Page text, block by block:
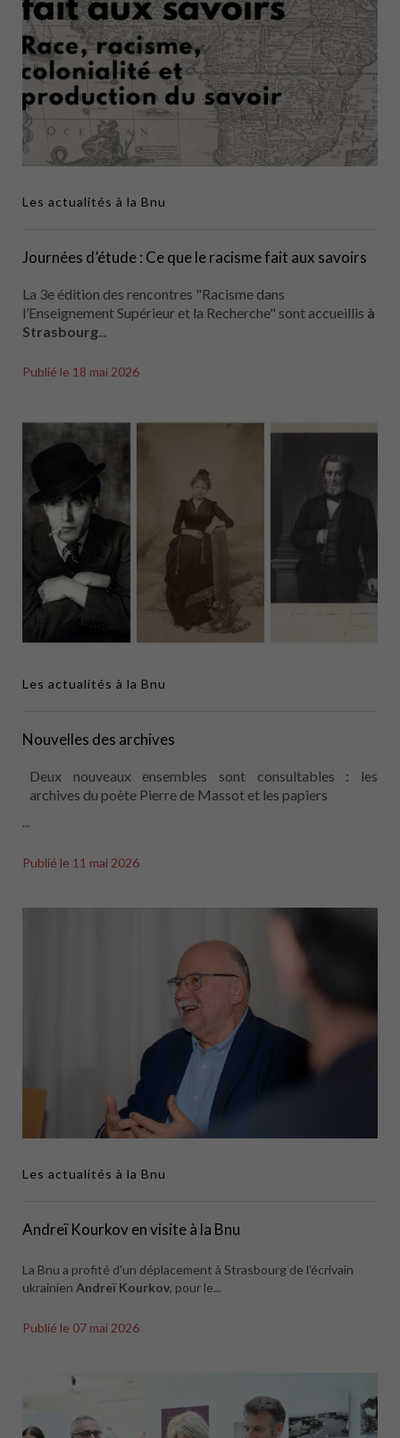
Les actualités à la Bnu
Journées d’étude : Ce que le racisme fait aux savoirs
La 3e édition des rencontres "Racisme dans
l’Enseignement Supérieur et la Recherche" sont accueillis à
Strasbourg...
Publié le 18 mai 2026
Les actualités à la Bnu
Nouvelles des archives
Deux nouveaux ensembles sont consultables : les
archives du poète Pierre de Massot et les papiers
...
Publié le 11 mai 2026
Les actualités à la Bnu
Andreï Kourkov en visite à la Bnu
La Bnu a profité d'un déplacement à Strasbourg de l'écrivain
ukrainien Andreï Kourkov, pour le...
Publié le 07 mai 2026